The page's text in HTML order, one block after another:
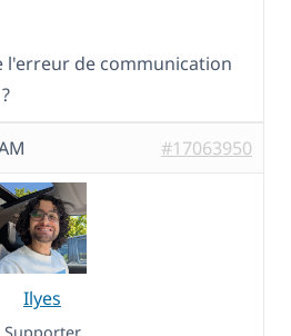
l'erreur de communication
#17063950
Ilyes
Supporter